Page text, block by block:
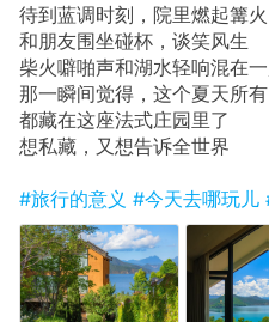
待到蓝调时刻，院里燃起篝火
和朋友围坐碰杯，谈笑风生
柴火噼啪声和湖水轻响混在
那一瞬间觉得，这个夏天所
都藏在这座法式庄园里了
想私藏，又想告诉全世界
#旅行的意义 #今天去哪玩儿